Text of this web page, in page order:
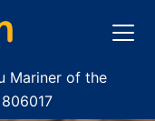
Mariner of the